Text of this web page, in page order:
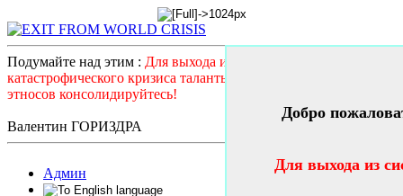
Подумайте над этим : Для выхода из системного
катастрофического кризиса таланты и гении всех стран и
этносов консолидируйтесь!
Валентин ГОРИЗДРА
Админ
Добро
Для выхода из